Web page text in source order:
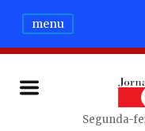
menu
Segunda-